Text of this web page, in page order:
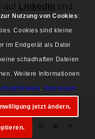
auf LinkedIn und
vorbehalten.
Nutzung von Cookies :
Cookies sind kleine
im Endgerät als Datei
schadhaften Dateien
Weitere Informationen
. Impressum
jetzt ändern.